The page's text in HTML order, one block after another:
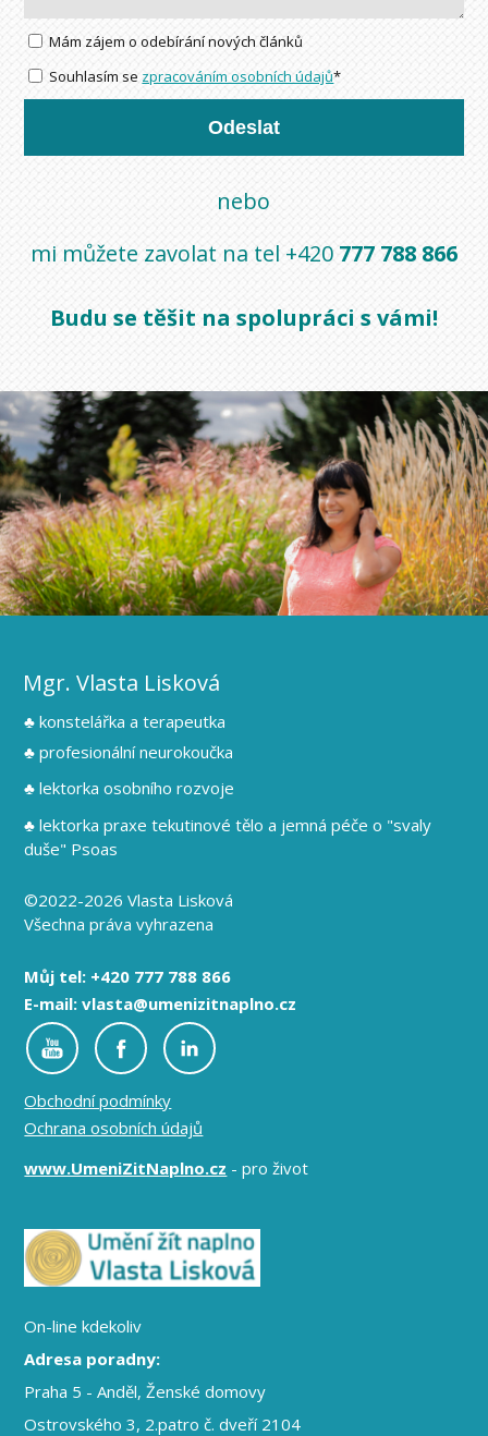
Mám zájem o odebírání nových článků
Souhlasím se zpracováním osobních údajů*
Odeslat
nebo
mi můžete zavolat na tel +420 777 788 866
Budu se těšit na spolupráci s vámi!
Mgr. Vlasta Lisková
♣ konstelářka a terapeutka
♣ profesionální neurokoučka
♣ lektorka osobního rozvoje
♣ lektorka praxe tekutinové tělo a jemná péče o "svaly
duše" Psoas
©2022-2026 Vlasta Lisková
Všechna práva vyhrazena
Můj tel: +420 777 788 866
E-mail: vlasta@umenizitnaplno.cz
Obchodní podmínky
Ochrana osobních údajů
www.UmeniZitNaplno.cz - pro život
On-line kdekoliv
Adresa poradny:
Praha 5 - Anděl, Ženské domovy
Ostrovského 3, 2.patro č. dveří 2104